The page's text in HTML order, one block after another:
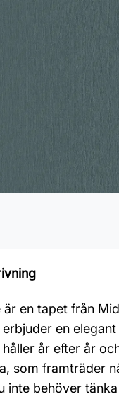
en tapet från
erbjuder en
år efter år
som framträder
inte behöver